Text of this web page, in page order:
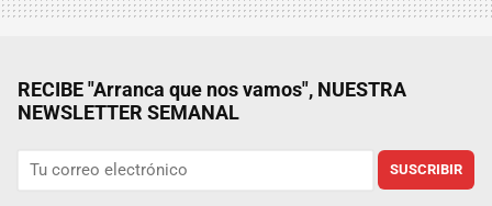
RECIBE "Arranca que nos vamos", NUESTRA
NEWSLETTER SEMANAL
SUSCRIBIR